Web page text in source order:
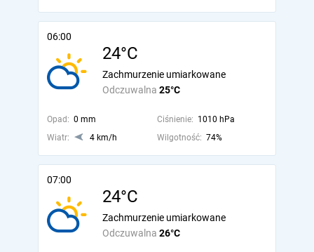
06:00
24°C
Odczuwalna 25°C
Zachmurzenie umiarkowane
Opad: 0 mm Ciśnienie: 1010 hPa
Wiatr:
4 km/h Wilgotność: 74%
07:00
24°C
Odczuwalna 26°C
Zachmurzenie umiarkowane